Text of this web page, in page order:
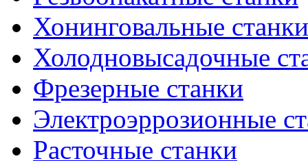
Хонинговальные станки
Холодновысадочные
Фрезерные станки
Электроэррозионные
Расточные станки